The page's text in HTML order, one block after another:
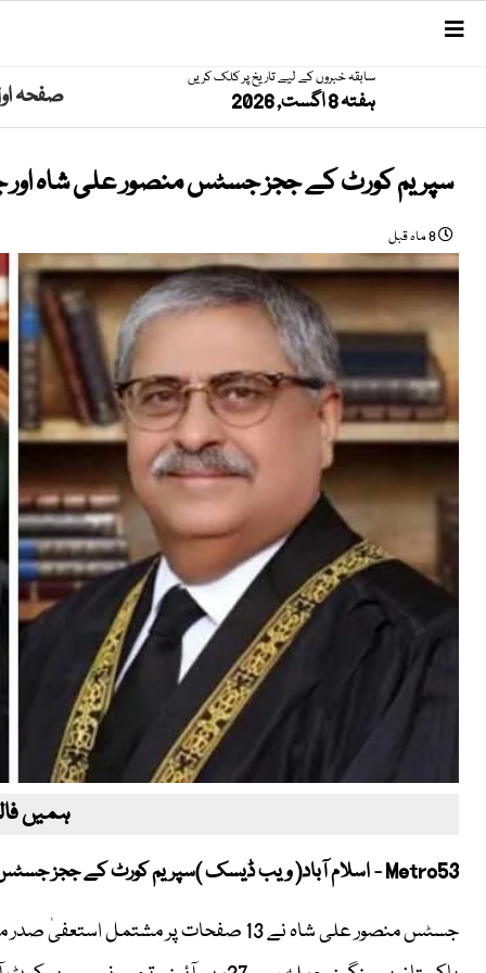
سابقہ خبروں کے لیے تاریخ پر کلک کریں
ہفتہ 8 اگست, 2026 صفحہ
سپریم کورٹ کے ججز جسٹس منصور علی شاہ اور
8 ماہ قبل
ہمیں
Metro53 - اسلام آباد( ویب ڈیسک )سپریم کورٹ کے ججز جسٹس منصور علی شاہ اور جسٹس اطہر من اللّٰہ نے استعفیٰ دے دیا۔